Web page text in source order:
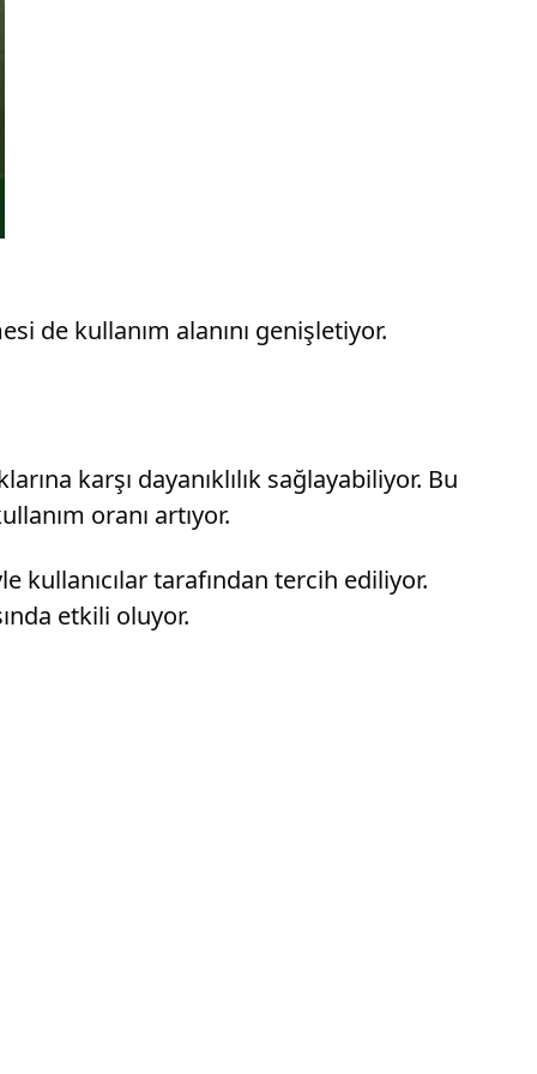
de kullanım alanını genişletiyor.
karşı dayanıklılık sağlayabiliyor. Bu
oranı artıyor.
kullanıcılar tarafından tercih ediliyor.
etkili oluyor.